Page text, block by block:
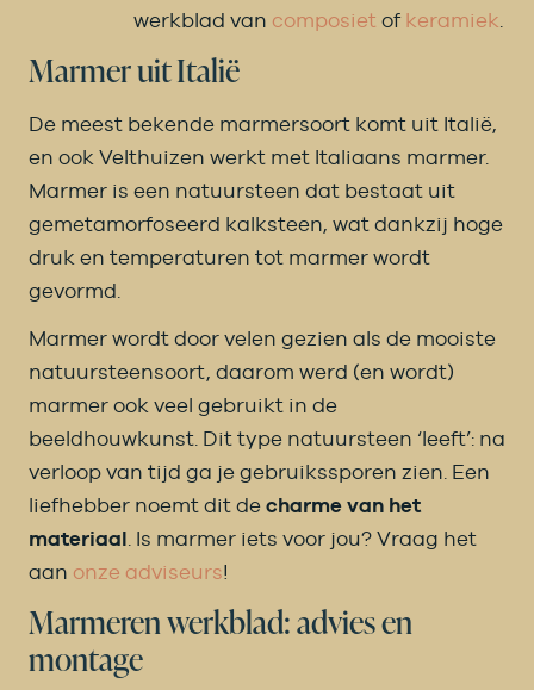
werkblad van composiet of keramiek
Marmer uit Italië
De meest bekende marmersoort komt uit Italië,
en ook Velthuizen werkt met Italiaans marmer.
Marmer is een natuursteen dat bestaat uit
gemetamorfoseerd kalksteen, wat dankzij hoge
druk en temperaturen tot marmer wordt
gevormd.
Marmer wordt door velen gezien als de mooiste
natuursteensoort, daarom werd (en wordt)
marmer ook veel gebruikt in de
beeldhouwkunst. Dit type natuursteen ‘leeft’: na
verloop van tijd ga je gebruikssporen zien. Een
liefhebber noemt dit de charme van het
materiaal . Is marmer iets voor jou? Vraag het
aan onze adviseurs!
Marmeren werkblad: advies en
montage